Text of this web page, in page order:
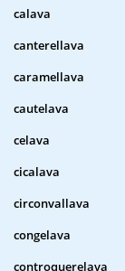
calava
canterellava
caramellava
cautelava
celava
cicalava
circonvallava
congelava
controquerelava